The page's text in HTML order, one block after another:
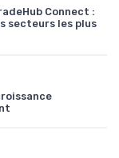
Connect :
secteurs les plus